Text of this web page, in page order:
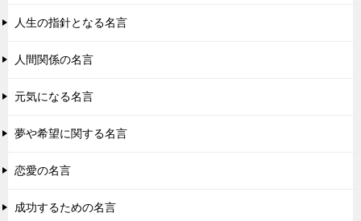
人生の指針となる名言
人間関係の名言
元気になる名言
夢や希望に関する名言
恋愛の名言
成功するための名言